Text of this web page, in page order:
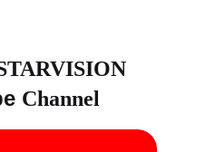
Channel